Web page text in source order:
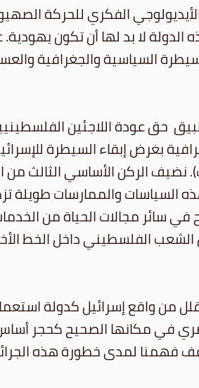
الأيديولوجي الفكري للحركة
لا بد لها أن تكون
السياسية والجغرافية
حق عودة اللاجئين
بغرض إبقاء السيطرة
نضيف الركن الأساسي الثالث
السياسات والممارسات طويلة
سائر مجالات الحياة من
الشعب الفلسطيني داخل الخط
من واقع إسرائيل كدولة
في مكانها الصحيح كحجر
فهمنا لمدى خطورة هذه